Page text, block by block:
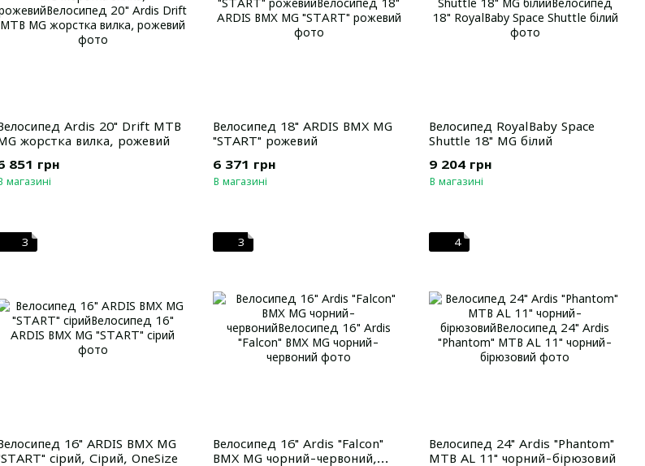
Ardis 20" Drift MTB
жорстка вилка, рожевий
851 грн
магазині
Велосипед 18" ARDIS BMX MG
"START" рожевий
6 371 грн
В магазині
Велосипед RoyalBaby Space
Shuttle 18" MG білий
9 204 грн
В магазині
3
16" ARDIS BMX MG
сірий, Сірий, OneSize
3
Велосипед 16" Ardis "Falcon"
BMX MG чорний-червоний,
4
Велосипед 24" Ardis "Phantom"
MTB AL 11" чорний-бірюзовий